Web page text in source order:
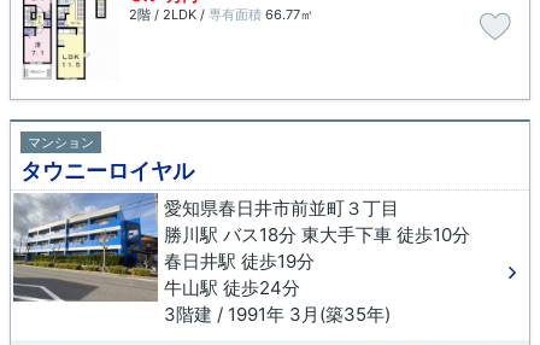
2階 / 2LDK / 専有面積 66.77㎡
マンション
タウニーロイヤル
愛知県春日井市前並町３丁目
勝川駅 バス18分 東大手下車 徒歩10分
春日井駅 徒歩19分
牛山駅 徒歩24分
3階建 / 1991年 3月(築35年)